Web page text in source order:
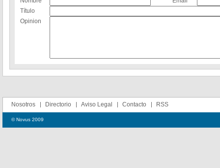
Título
Opinion
Nosotros Directorio Aviso Legal Contacto RSS
© Novus 2009